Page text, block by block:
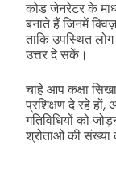
कोड जेनरेटर के
बनाते हैं जिनमें
ताकि उपस्थित
उत्तर दे सकें।
चाहे आप कक्षा
प्रशिक्षण दे रहे हों,
गतिविधियों को
श्रोताओं की